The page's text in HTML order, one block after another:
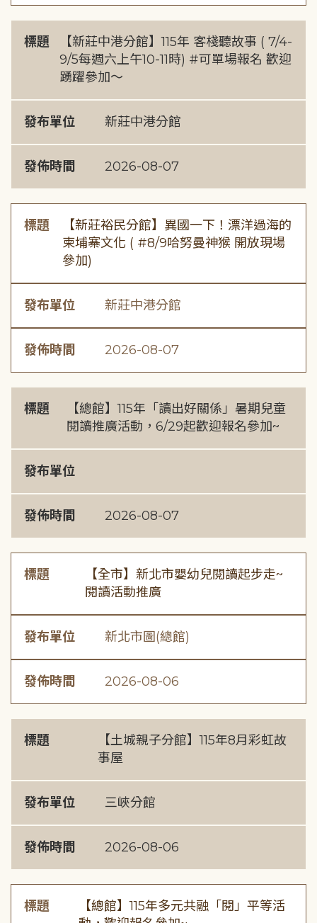
標題
【新莊中港分館】115年 客棧聽故事 ( 7/4-
9/5每週六上午10-11時) #可單場報名 歡迎
踴躍參加～
發布單位 新莊中港分館
發佈時間 2026-08-07
標題
【新莊裕民分館】異國一下！漂洋過海的
柬埔寨文化 ( #8/9哈努曼神猴 開放現場
參加)
發布單位 新莊中港分館
發佈時間 2026-08-07
標題
【總館】115年「讀出好關係」暑期兒童
閱讀推廣活動，6/29起歡迎報名參加~
發布單位
發佈時間 2026-08-07
標題
【全市】新北市嬰幼兒閱讀起步走~
閱讀活動推廣
發布單位 新北市圖(總館)
發佈時間 2026-08-06
標題
【土城親子分館】115年8月彩虹故
事屋
發布單位 三峽分館
發佈時間 2026-08-06
標題
【總館】115年多元共融「閱」平等活